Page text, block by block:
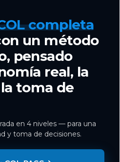
completa
un método
pensado
real, la
toma de
en 4 niveles — para una
y toma de decisiones.